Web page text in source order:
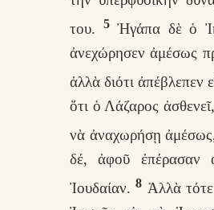
του.
5Ἠγάπα δὲ ὁ
ἀνεχώρησεν ἀμέσως
ἀλλὰ διότι ἀπέβλεπεν
ὅτι ὁ Λάζαρος
νὰ ἀναχωρήσῃ ἀμέσως,
δέ, ἀφοῦ ἐπέρασαν
Ἰουδαίαν.8 Ἀλλὰ